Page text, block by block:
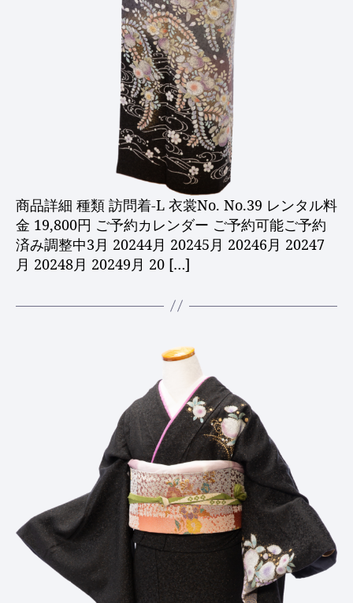
商品詳細 種類 訪問着-L 衣裳No. No.39 レンタル料
金 19,800円 ご予約カレンダー ご予約可能ご予約
済み調整中3月 20244月 20245月 20246月 20247
月 20248月 20249月 20 […]